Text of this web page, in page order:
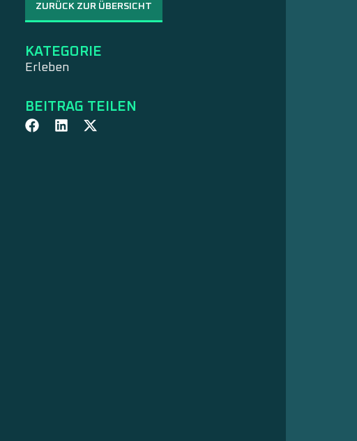
ZURÜCK ZUR ÜBERSICHT
KATEGORIE
Erleben
BEITRAG TEILEN